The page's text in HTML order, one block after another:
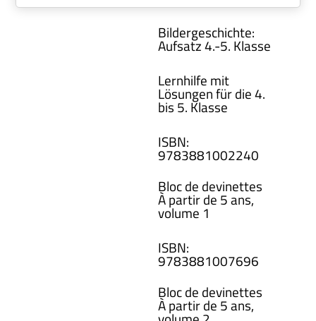
Bildergeschichte:
Aufsatz 4.-5. Klasse
Lernhilfe mit
Lösungen für die 4.
bis 5. Klasse
ISBN:
9783881002240
Bloc de devinettes
À partir de 5 ans,
volume 1
ISBN:
9783881007696
Bloc de devinettes
À partir de 5 ans,